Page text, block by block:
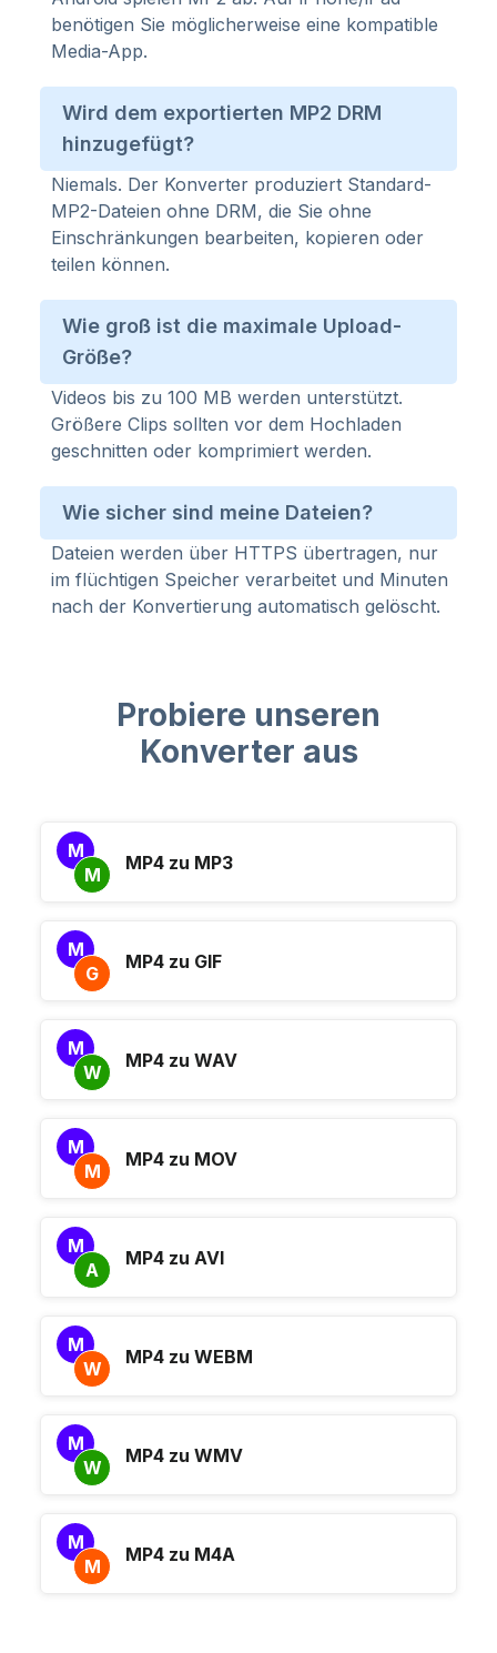
benötigen Sie möglicherweise eine kompatible
Media-App.
Wird dem exportierten MP2 DRM
hinzugefügt?
Niemals. Der Konverter produziert Standard-
MP2-Dateien ohne DRM, die Sie ohne
Einschränkungen bearbeiten, kopieren oder
teilen können.
Wie groß ist die maximale Upload-
Größe?
Videos bis zu 100 MB werden unterstützt.
Größere Clips sollten vor dem Hochladen
geschnitten oder komprimiert werden.
Wie sicher sind meine Dateien?
Dateien werden über HTTPS übertragen, nur
im flüchtigen Speicher verarbeitet und Minuten
nach der Konvertierung automatisch gelöscht.
Probiere unseren
Konverter aus
M
M
MP4 zu MP3
M
G
MP4 zu GIF
M
W
MP4 zu WAV
M
M
MP4 zu MOV
M
A
MP4 zu AVI
M
W
MP4 zu WEBM
M
W
MP4 zu WMV
M
M
MP4 zu M4A